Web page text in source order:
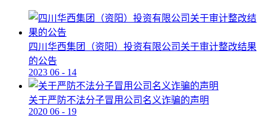
四川华西集团（资阳）投资有限公司关于审计整改结果
的公告
2023 06 - 14
关于严防不法分子冒用公司名义诈骗的声明
2020 06 - 19